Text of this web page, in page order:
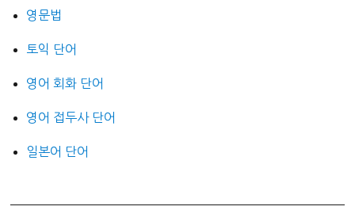
영문법
토익 단어
영어 회화 단어
영어 접두사 단어
일본어 단어